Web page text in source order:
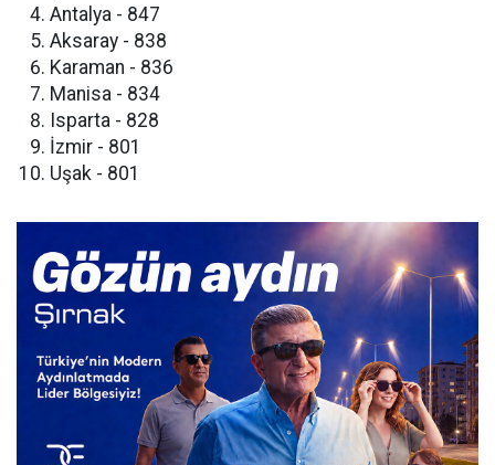
​Antalya - 847
​Aksaray - 838
​Karaman - 836
​Manisa - 834
​Isparta - 828
​İzmir - 801
​Uşak - 801